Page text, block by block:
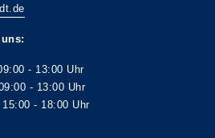
- 13:00 Uhr
- 13:00 Uhr
Uhr